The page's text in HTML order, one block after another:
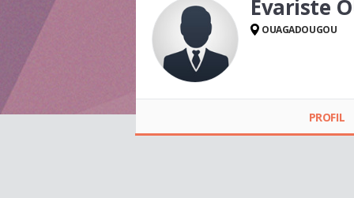
Evariste
OUAGADOUGOU
PROFIL